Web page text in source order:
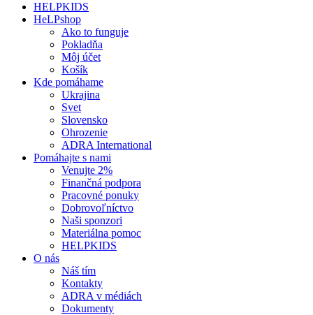
HELPKIDS
HeLPshop
Ako to funguje
Pokladňa
Môj účet
Košík
Kde pomáhame
Ukrajina
Svet
Slovensko
Ohrozenie
ADRA International
Pomáhajte s nami
Venujte 2%
Finančná podpora
Pracovné ponuky
Dobrovoľníctvo
Naši sponzori
Materiálna pomoc
HELPKIDS
O nás
Náš tím
Kontakty
ADRA v médiách
Dokumenty